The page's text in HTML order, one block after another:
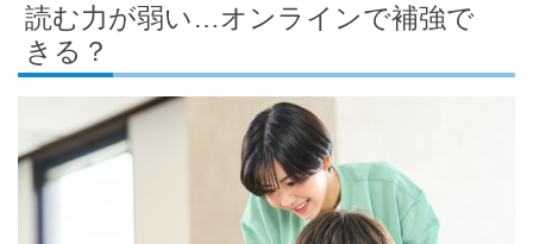
読む力が弱い…オンラインで補強で
きる？